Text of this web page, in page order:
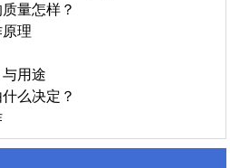
量怎样？
理
用途
么决定？